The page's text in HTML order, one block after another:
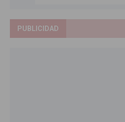
PUBLICIDAD